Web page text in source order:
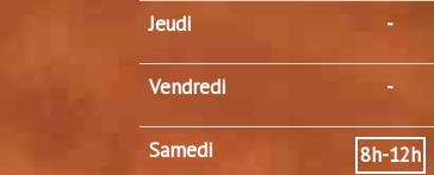
Jeudi -
Vendredi -
Samedi 8h-12h